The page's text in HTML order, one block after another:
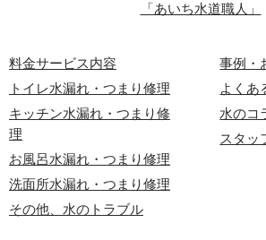
「あいち水道職人」
料金サービス内容
トイレ水漏れ・つまり修理
キッチン水漏れ・つまり修
理
お風呂水漏れ・つまり修理
洗面所水漏れ・つまり修理
その他、水のトラブル
事例・
よくあ
水のコ
スタッ